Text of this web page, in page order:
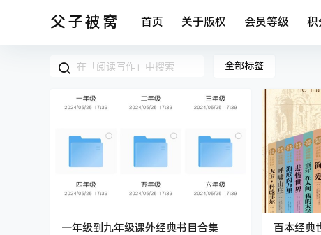
父子被窝 首页 关于版权 会员等级 积
全部标签
一年级到九年级课外经典书目合集 百本经典